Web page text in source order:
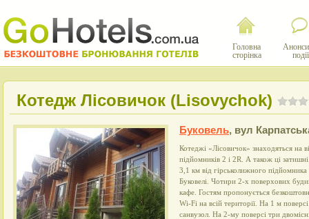
Головна
сторінка
події
Котедж Лісовичок (Lisovychok)
Буковель, вул
Котеджі «Лісовичок» знаходяться на
підйомників 2 і 2R. А також ці
3,1 км від гірськолижного
Буковелі. Чотири 2-х поверхових
кафе. Гостям пропонується
Wi-Fi на всій території. На 1 м
санвузол. На 2-му поверсі три